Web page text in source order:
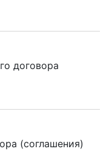
договора
(соглашения)